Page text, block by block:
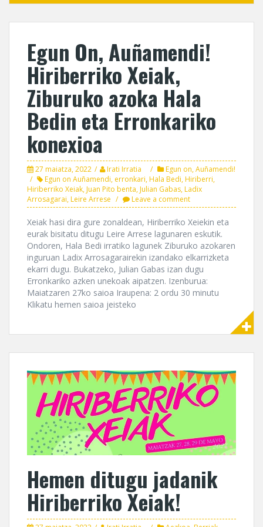
Egun On, Auñamendi!
Hiriberriko Xeiak,
Ziburuko azoka Hala
Bedin eta Erronkariko
konexioa
27 maiatza, 2022 Irati Irratia
Egun on, Auñamendi!
Egun on Auñamendi, erronkari,Hala Bedi,Hiriberri,
Hiriberriko Xeiak,Juan Pito benta,Julian Gabas,Ladix
Arrosagarai,Leire Arrese Leave a comment
Xeiak hasi dira gure zonaldean, Hiriberriko Xeiekin eta
eurak bisitatu ditugu Leire Arrese lagunaren eskutik.
Ondoren, Hala Bedi irratiko lagunek Ziburuko azokaren
inguruan Ladix Arrosagarairekin izandako elkarrizketa
ekarri dugu. Bukatzeko, Julian Gabas izan dugu
Erronkariko azken unekoak aipatzen. Izenburua:
Maiatzaren 27ko saioa Iraupena: 2 ordu 30 minutu
Klikatu hemen saioa jeisteko
Hemen ditugu jadanik
Hiriberriko Xeiak!